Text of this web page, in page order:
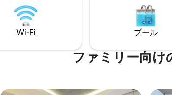
Hotelから15 kmのベン＝グリオン空港で
す。
をす
ミニ
エネ
さ、
旅行
Wi-Fi プール
ファミリー向⁠け⁠